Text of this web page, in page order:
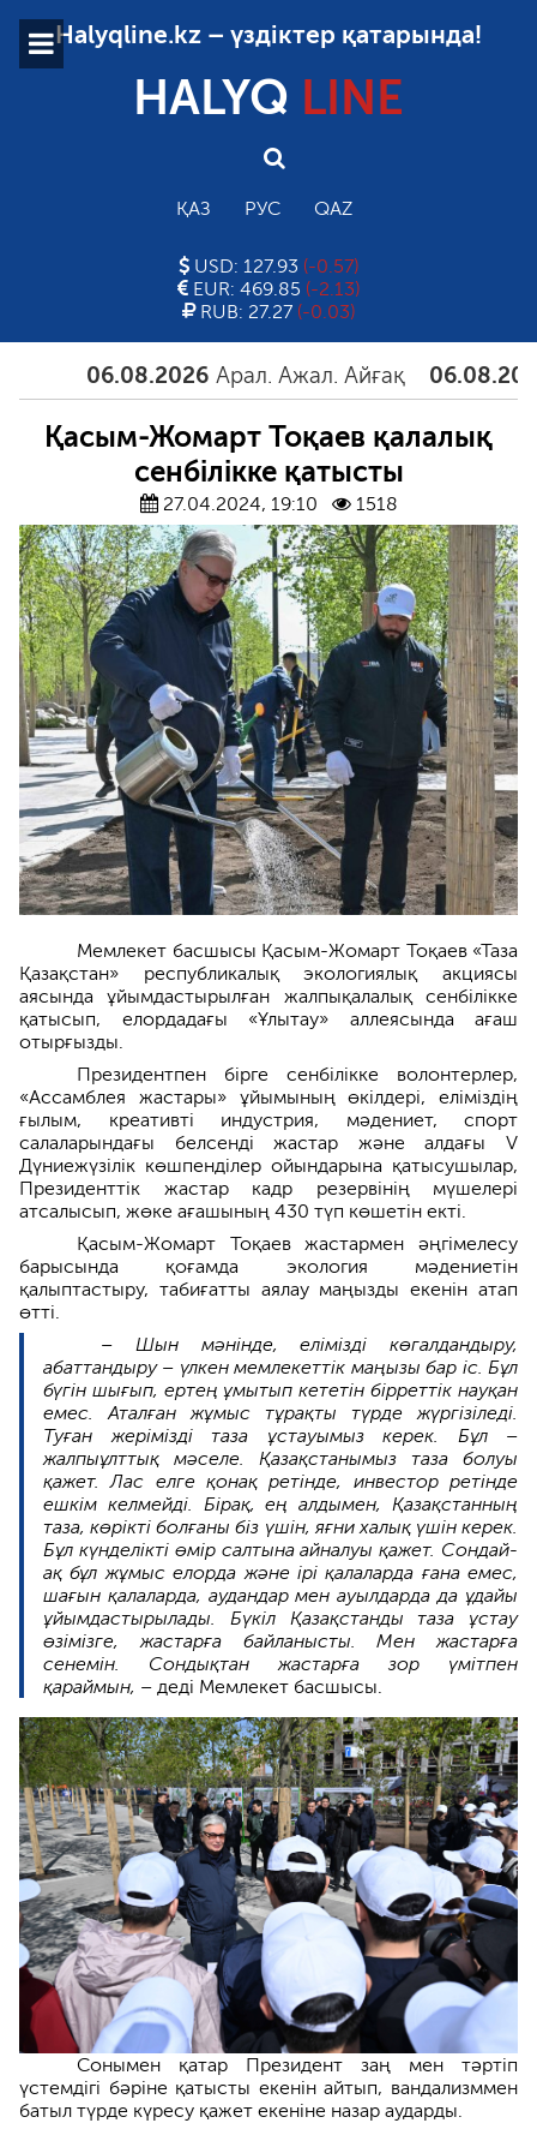
Halyqline.kz – үздіктер қатарында!
HALYQ LINE
ҚАЗ РУС QAZ
USD: 127.93 (-0.57)
EUR: 469.85 (-2.13)
RUB: 27.27 (-0.03)
06.08.2026 Арал. Ажал. Айғақ 06.08.2026
Қасым-Жомарт Тоқаев қалалық
сенбілікке қатысты
27.04.2024, 19:10 1518
Мемлекет басшысы Қасым-Жомарт Тоқаев «Таза
Қазақстан» республикалық экологиялық акциясы
аясында ұйымдастырылған жалпықалалық сенбілікке
қатысып, елордадағы «Ұлытау» аллеясында ағаш
отырғызды.
Президентпен бірге сенбілікке волонтерлер,
«Ассамблея жастары» ұйымының өкілдері, еліміздің
ғылым, креативті индустрия, мәдениет, спорт
салаларындағы белсенді жастар және алдағы V
Дүниежүзілік көшпенділер ойындарына қатысушылар,
Президенттік жастар кадр резервінің мүшелері
атсалысып, жөке ағашының 430 түп көшетін екті.
Қасым-Жомарт Тоқаев жастармен әңгімелесу
барысында қоғамда экология мәдениетін
қалыптастыру, табиғатты аялау маңызды екенін атап
өтті.
– Шын мәнінде, елімізді көгалдандыру,
абаттандыру – үлкен мемлекеттік маңызы бар іс. Бұл
бүгін шығып, ертең ұмытып кететін бірреттік науқан
емес. Аталған жұмыс тұрақты түрде жүргізіледі.
Туған жерімізді таза ұстауымыз керек. Бұл –
жалпыұлттық мәселе. Қазақстанымыз таза болуы
қажет. Лас елге қонақ ретінде, инвестор ретінде
ешкім келмейді. Бірақ, ең алдымен, Қазақстанның
таза, көрікті болғаны біз үшін, яғни халық үшін керек.
Бұл күнделікті өмір салтына айналуы қажет. Сондай-
ақ бұл жұмыс елорда және ірі қалаларда ғана емес,
шағын қалаларда, аудандар мен ауылдарда да ұдайы
ұйымдастырылады. Бүкіл Қазақстанды таза ұстау
өзімізге, жастарға байланысты. Мен жастарға
сенемін. Сондықтан жастарға зор үмітпен
қараймын, – деді Мемлекет басшысы.
Сонымен қатар Президент заң мен тәртіп
үстемдігі бәріне қатысты екенін айтып, вандализммен
батыл түрде күресу қажет екеніне назар аударды.